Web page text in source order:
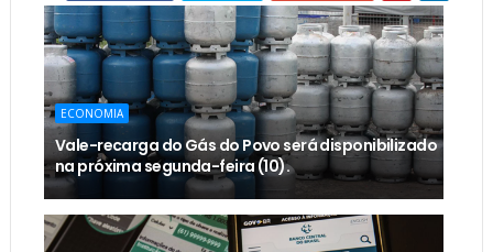
ECONOMIA
Vale-recarga do Gás do Povo será disponibilizado
na próxima segunda-feira (10).